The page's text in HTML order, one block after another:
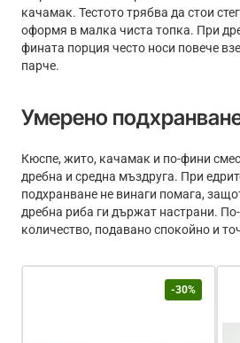
качамак. Тестото трябва да стои
оформя в малка чиста топка. При
фината порция често носи повече
парче.
Умерено
Кюспе, жито, качамак и по-фини
дребна и средна мъздруга. При
подхранване не винаги помага,
дребна риба ги държат настрани.
количество, подавано спокойно и
-30%